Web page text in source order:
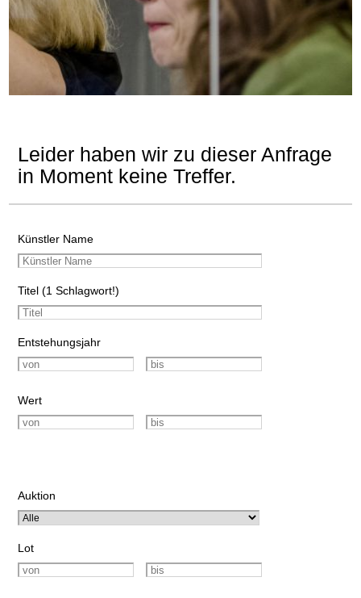
Leider haben wir zu dieser Anfrage
in Moment keine Treffer.
Künstler Name
Titel (1 Schlagwort!)
Entstehungsjahr
Wert
Auktion
Lot